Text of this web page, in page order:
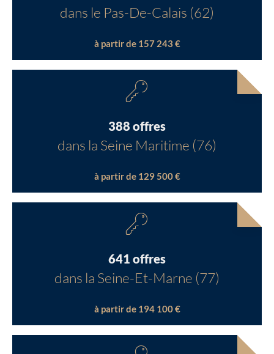
dans le Pas-De-Calais (62)
à partir de 157 243 €
388 offres
dans la Seine Maritime (76)
à partir de 129 500 €
641 offres
dans la Seine-Et-Marne (77)
à partir de 194 100 €